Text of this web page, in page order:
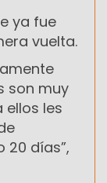
ya fue
vuelta.
son muy
ellos les
20 días”,